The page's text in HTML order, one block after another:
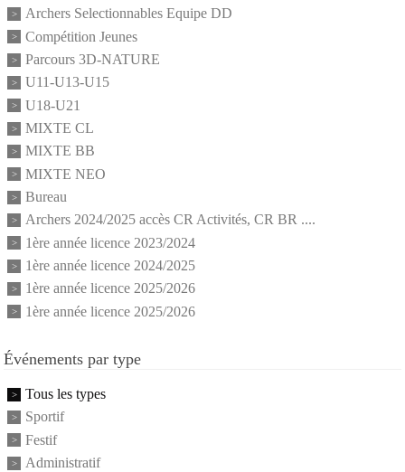
Archers Selectionnables Equipe DD
Compétition Jeunes
Parcours 3D-NATURE
U11-U13-U15
U18-U21
MIXTE CL
MIXTE BB
MIXTE NEO
Bureau
Archers 2024/2025 accès CR Activités, CR BR ....
1ère année licence 2023/2024
1ère année licence 2024/2025
1ère année licence 2025/2026
1ère année licence 2025/2026
Événements par type
Tous les types
Sportif
Festif
Administratif